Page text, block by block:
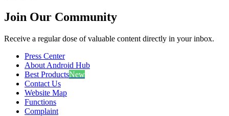
Join Our Community
Receive a regular dose of valuable content directly in your inbox.
Press Center
About Android Hub
Best ProductsNew
Contact Us
Website Map
Functions
Complaint